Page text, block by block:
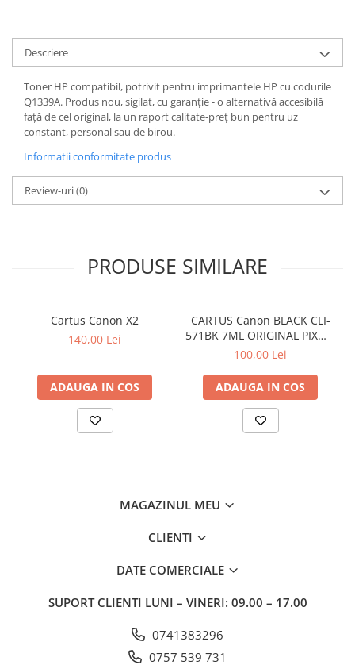
Descriere
Toner HP compatibil, potrivit pentru imprimantele HP cu codurile
Q1339A. Produs nou, sigilat, cu garanție - o alternativă accesibilă
față de cel original, la un raport calitate-preț bun pentru uz
constant, personal sau de birou.
Informatii conformitate produs
Review-uri(0)
PRODUSE SIMILARE
Cartus Canon X2
140,00 Lei
ADAUGA IN COS
CARTUS Canon BLACK CLI-
571BK 7ML ORIGINAL PIXMA
MG6850
100,00 Lei
ADAUGA IN COS
MAGAZINUL MEU
CLIENTI
DATE COMERCIALE
SUPORT CLIENTI LUNI – VINERI: 09.00 – 17.00
0741383296
0757 539 731